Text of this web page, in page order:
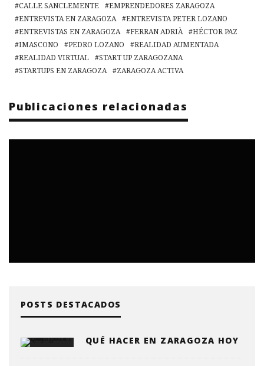
CALLE SANCLEMENTE
EMPRENDEDORES ZARAGOZA
ENTREVISTA EN ZARAGOZA
ENTREVISTA PETER LOZANO
ENTREVISTAS EN ZARAGOZA
FERRAN ADRIÀ
HÉCTOR PAZ
IMASCONO
PEDRO LOZANO
REALIDAD AUMENTADA
REALIDAD VIRTUAL
START UP ZARAGOZANA
STARTUPS EN ZARAGOZA
ZARAGOZA ACTIVA
Publicaciones relacionadas
POSTS DESTACADOS
QUÉ HACER EN ZARAGOZA HOY